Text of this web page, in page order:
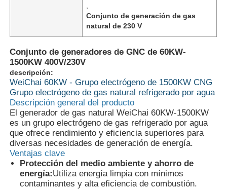
En casa.
Productos
Conjunto de generación de gas
natural de 230 V
Conjunto de generadores de GNC de 60KW-
1500KW 400V/230V
descripción:
WeiChai 60KW - Grupo electrógeno de 1500KW CNG
Grupo electrógeno de gas natural refrigerado por agua
Descripción general del producto
El generador de gas natural WeiChai 60KW-1500KW
es un grupo electrógeno de gas refrigerado por agua
que ofrece rendimiento y eficiencia superiores para
diversas necesidades de generación de energía.
Ventajas clave
Protección del medio ambiente y ahorro de
energía:Utiliza energía limpia con mínimos
contaminantes y alta eficiencia de combustión.